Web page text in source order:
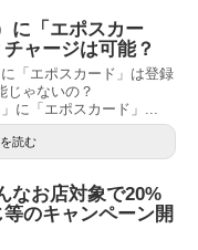
に「エポスカー
ャージは可能？
「エポスカード」は登録
じゃないの？
に「エポスカード」...
読む
なお店対象で20%
のキャンペーン開